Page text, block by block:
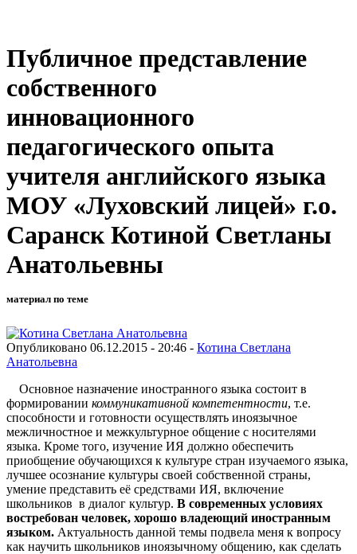
Публичное представление
собственного
инновационного
педагогического опыта
учителя английского языка
МОУ «Луховский лицей» г.о.
Саранск Котиной Светланы
Анатольевны
материал по теме
Опубликовано 06.12.2015 - 20:46 - Котина Светлана
Анатольевна
Основное назначение иностранного языка состоит в
формировании коммуникативной компетентности, т.е.
способности и готовности осуществлять иноязычное
межличностное и межкультурное общение с носителями
языка. Кроме того, изучение ИЯ должно обеспечить
приобщение обучающихся к культуре стран изучаемого языка,
лучшее осознание культуры своей собственной страны,
умение представить её средствами ИЯ, включение
школьников в диалог культур. В современных условиях
востребован человек, хорошо владеющий иностранным
языком. Актуальность данной темы подвела меня к вопросу
как научить школьников иноязычному общению, как сделать